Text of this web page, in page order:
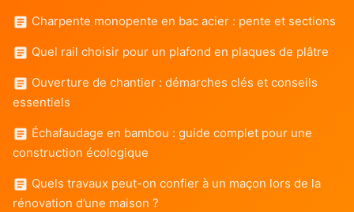
Charpente monopente en bac acier : pente et sections
Quel rail choisir pour un plafond en plaques de plâtre
Ouverture de chantier : démarches clés et conseils
essentiels
Échafaudage en bambou : guide complet pour une
construction écologique
Quels travaux peut-on confier à un maçon lors de la
rénovation d’une maison ?